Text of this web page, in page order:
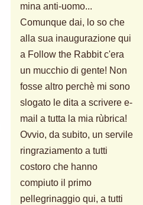
mina anti-uomo...
Comunque dai, lo so che
alla sua inaugurazione qui
a Follow the Rabbit c'era
un mucchio di gente! Non
fosse altro perchè mi sono
slogato le dita a scrivere e-
mail a tutta la mia rùbrica!
Ovvio, da subito, un servile
ringraziamento a tutti
costoro che hanno
compiuto il primo
pellegrinaggio qui, a tutti